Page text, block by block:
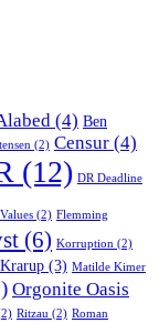
(4) Ben
(2) Censur (4)
(12) DR Deadline
(2) Flemming
(6) Korruption (2)
(3) Matilde Kimer
Orgonite Oasis
Ritzau (2) Roman